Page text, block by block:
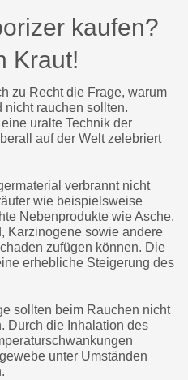
kaufen?
Kraut!
zu Recht die Frage, warum
nicht rauchen sollten.
uralte Technik der
auf der Welt zelebriert
verbrannt nicht
wie beispielsweise
Nebenprodukte wie Asche,
Karzinogene sowie andere
zufügen können. Die
erhebliche Steigerung des
sollten beim Rauchen nicht
Durch die Inhalation des
unter Umständen